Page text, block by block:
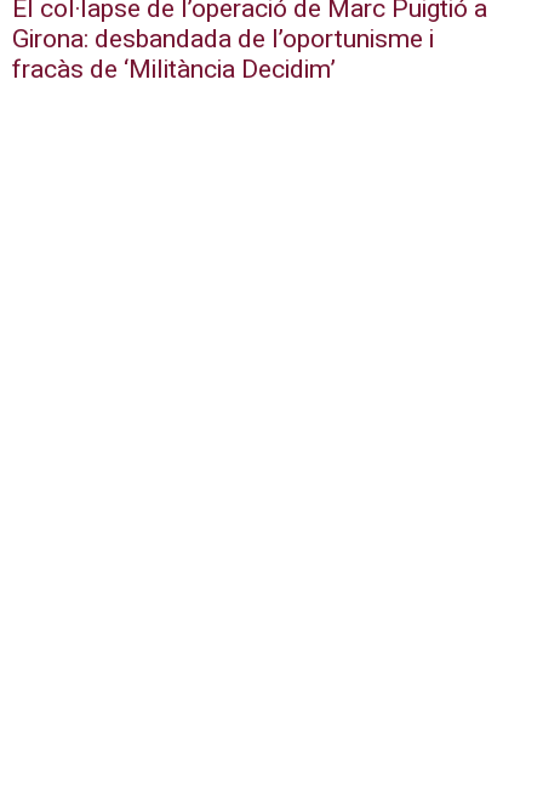
El col·lapse de l’operació de Marc Puigtió a
Girona: desbandada de l’oportunisme i
fracàs de ‘Militància Decidim’